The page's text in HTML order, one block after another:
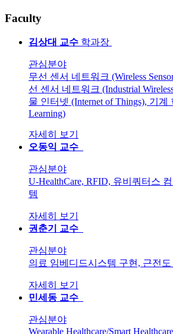
Faculty
김상대 교수 학과장
관심분야
무선 센서 네트워크 (Wireless
선 센서 네트워크 (Industrial
물 인터넷 (Internet of Things), 기계
Learning)
자세히 보기
오동익 교수
관심분야
U-HealthCare, RFID, 유비쿼터스
템
자세히 보기
권춘기
교수
관심분야
의료 임베디드시스템 구현, 근전
자세히 보기
민세동 교수
관심분야
Wearable Healthcare/Smart